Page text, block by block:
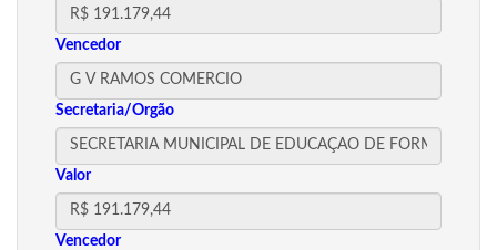
Vencedor
Secretaria/Orgão
Valor
Vencedor